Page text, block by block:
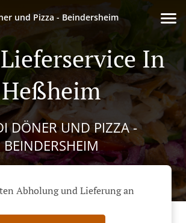
und Pizza - Beindersheim
In
Heßheim
DÖNER UND PIZZA -
BEINDERSHEIM
Abholung und Lieferung an